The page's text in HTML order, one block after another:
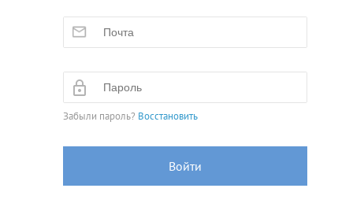
Забыли пароль? Восстановить
Войти